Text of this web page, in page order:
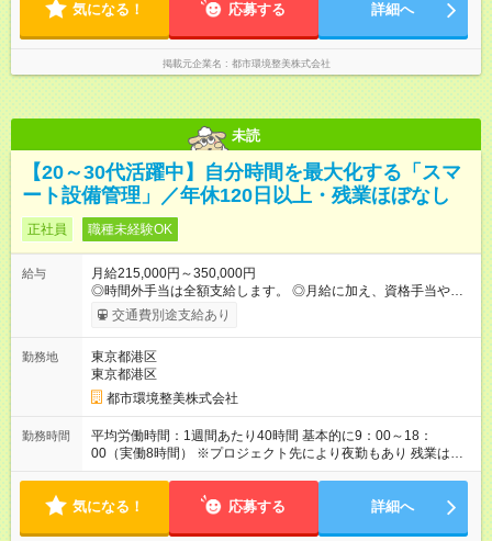
夜勤もあり 残業は月10時間以下と少なめです！
気になる！ 応募する 詳細へ
掲載元企業名 都市環境整美株式会社
未読
【20～30代活躍中】自分時間を最大化する「スマ
ート設備管理」／年休120日以上・残業ほぼなし
正社員 職種未経験OK
給与
月給215,000円～350,000円
◎時間外手当は全額支給します。 ◎月給に加え、資格手当や報奨
金制度、家賃補助制度などもあります。 【試用期間】試用期間
なし
交通費別途支給あり
勤務地
東京都港区
東京都港区
都市環境整美株式会社
勤務時間
平均労働時間：1週間あたり40時間 基本的に9：00～18：
00（実働8時間） ※プロジェクト先により夜勤もあり 残業は月
10時間以下と少なめです！ 平均労働時間：1週間あたり40時間
夜勤もあり 残業は月10時間以下と少なめです！
気になる！ 応募する 詳細へ